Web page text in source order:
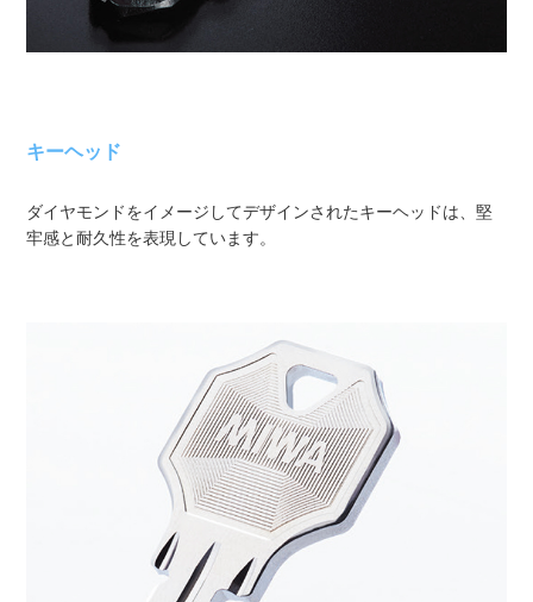
キーヘッド
ダイヤモンドをイメージしてデザインされたキーヘッドは、堅
牢感と耐久性を表現しています。